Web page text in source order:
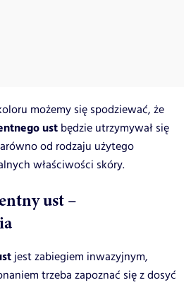
możemy się spodziewać, że
ust będzie utrzymywał się
od rodzaju użytego
właściwości skóry.
ust –
jest zabiegiem inwazyjnym,
trzeba zapoznać się z dosyć